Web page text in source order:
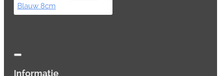
Informatie